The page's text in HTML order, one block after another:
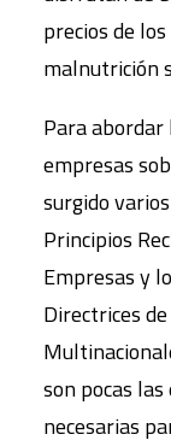
precios de
malnutrición
Para abordar
empresas
surgido
Principios
Empresas y
Directrices
son pocas
necesarias